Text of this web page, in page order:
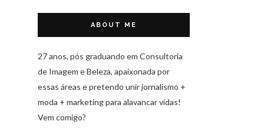
ABOUT ME
27 anos, pós graduando em Consultoria
de Imagem e Beleza, apaixonada por
essas áreas e pretendo unir jornalismo +
moda + marketing para alavancar vidas!
Vem comigo?